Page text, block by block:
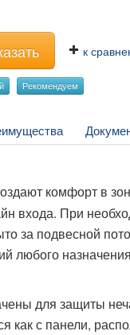
к
Рекомендуем
комфорт в
входа. При
за подвесной
любого
для защиты
как с панели,